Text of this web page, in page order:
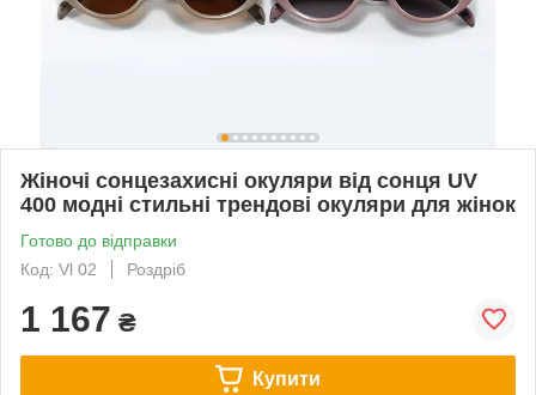
Жіночі сонцезахисні окуляри від сонця UV
400 модні стильні трендові окуляри для жінок
Готово до відправки
Код: Vl 02
Роздріб
1 167 ₴
Купити